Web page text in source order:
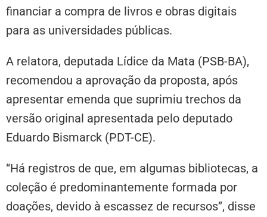
financiar a compra de livros e obras digitais
para as universidades públicas.
A relatora, deputada Lídice da Mata (PSB-BA),
recomendou a aprovação da proposta, após
apresentar emenda que suprimiu trechos da
versão original apresentada pelo deputado
Eduardo Bismarck (PDT-CE).
“Há registros de que, em algumas bibliotecas, a
coleção é predominantemente formada por
doações, devido à escassez de recursos”, disse